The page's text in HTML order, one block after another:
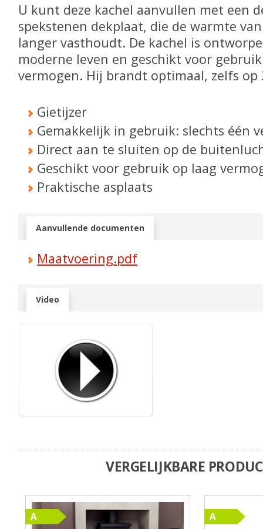
U kunt deze kachel aanvullen met een
spekstenen dekplaat, die de warmte
langer vasthoudt. De kachel is
moderne leven en geschikt voor
vermogen. Hij brandt optimaal, zelfs op
Gietijzer
Gemakkelijk in gebruik: slechts één
Direct aan te sluiten op de
Geschikt voor gebruik op laag
Praktische asplaats
Aanvullende documenten
Maatvoering.pdf
Video
VERGELIJKBARE